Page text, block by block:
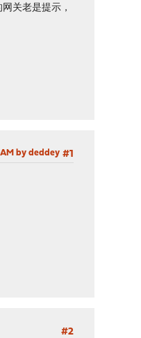
关老是提示，
#1
by deddey
#2